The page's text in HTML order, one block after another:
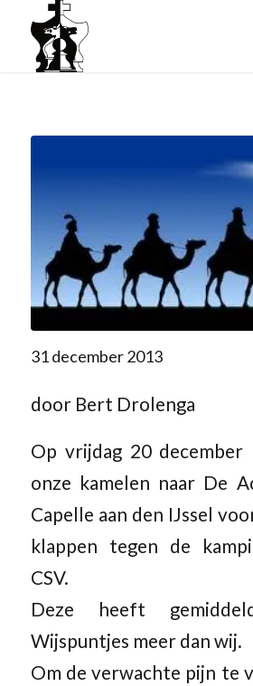
31 december 2013
door Bert Drolenga
Op vrijdag 20
onze kamelen naar De
Capelle aan den IJssel
klappen tegen de
CSV.
Deze heeft
Wijspuntjes meer dan wij.
Om de verwachte pijn te